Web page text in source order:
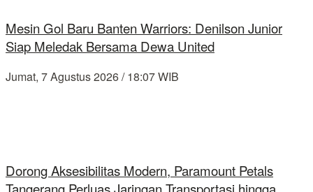
Mesin Gol Baru Banten Warriors: Denilson Junior
Siap Meledak Bersama Dewa United
Jumat, 7 Agustus 2026 / 18:07 WIB
Dorong Aksesibilitas Modern, Paramount Petals
Tangerang Perluas Jaringan Transportasi hingga